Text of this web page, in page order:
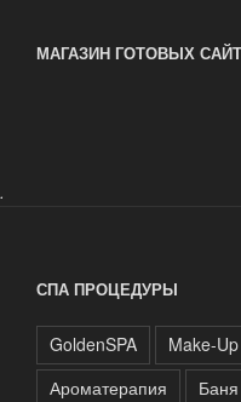
МАГАЗИН ГОТОВЫХ
.
СПА ПРОЦЕДУРЫ
GoldenSPA Make-Up
Ароматерапия
Баня